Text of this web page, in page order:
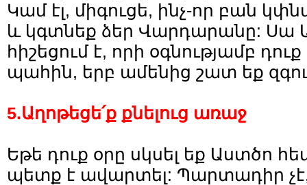
Կամ էլ, միգուցե, ինչ-որ բան
և կգտնեք ձեր Վարդարանը: Սա
հիշեցում է, որի օգնությամբ
պահին, երբ ամենից շատ եք
5.Աղոթեցե՛ք քնելուց առաջ
Եթե դուք օրը սկսել եք Աստծո
պետք է ավարտել: Պարտադիր չէ,